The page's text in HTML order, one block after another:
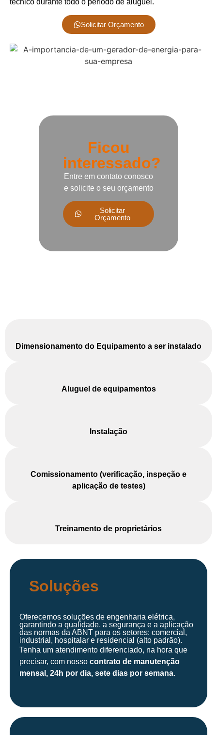
técnico durante todo o período de aluguel.
Solicitar Orçamento
Ficou
interessado?
Entre em contato conosco
e solicite o seu orçamento
Solicitar
Orçamento
Dimensionamento do Equipamento a ser instalado
Aluguel de equipamentos
Instalação
Comissionamento (verificação, inspeção e
aplicação de testes)
Treinamento de proprietários
Soluções
Oferecemos soluções de engenharia elétrica,
garantindo a qualidade, a segurança e a aplicação
das normas da ABNT para os setores: comercial,
industrial, hospitalar e residencial (alto padrão).
Tenha um atendimento diferenciado, na hora que
precisar, com nosso contrato de manutenção
mensal, 24h por dia, sete dias por semana.